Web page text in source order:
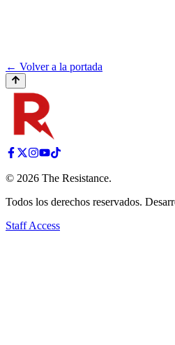
← Volver a la portada
© 2026 The Resistance.
Todos los derechos reservados.
Staff Access